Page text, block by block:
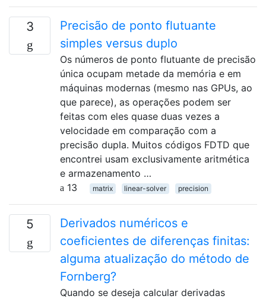
3
Precisão de ponto flutuante
simples versus duplo
Os números de ponto flutuante de precisão
única ocupam metade da memória e em
máquinas modernas (mesmo nas GPUs, ao
que parece), as operações podem ser
feitas com eles quase duas vezes a
velocidade em comparação com a
precisão dupla. Muitos códigos FDTD que
encontrei usam exclusivamente aritmética
e armazenamento …
13
matrix linear-solver precision
5
Derivados numéricos e
coeficientes de diferenças finitas:
alguma atualização do método de
Fornberg?
Quando se deseja calcular derivadas